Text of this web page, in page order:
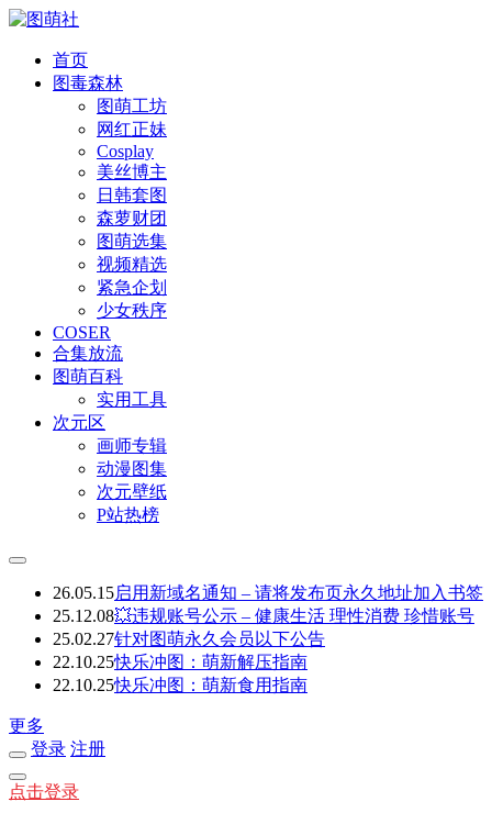
首页
图毒森林
图萌工坊
网红正妹
Cosplay
美丝博主
日韩套图
森萝财团
图萌选集
视频精选
紧急企划
少女秩序
COSER
合集放流
图萌百科
实用工具
次元区
画师专辑
动漫图集
次元壁纸
P站热榜
26.05.15启用新域名通知 – 请将发布页永久地址加入书签
25.12.08💥违规账号公示 – 健康生活 理性消费 珍惜账号
25.02.27针对图萌永久会员以下公告
22.10.25快乐冲图：萌新解压指南
22.10.25快乐冲图：萌新食用指南
更多
登录 注册
点击登录